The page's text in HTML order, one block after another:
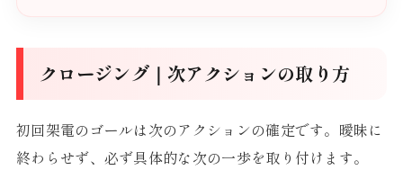
クロージング｜次アクションの取り方
初回架電のゴールは次のアクションの確定です。曖昧に
終わらせず、必ず具体的な次の一歩を取り付けます。